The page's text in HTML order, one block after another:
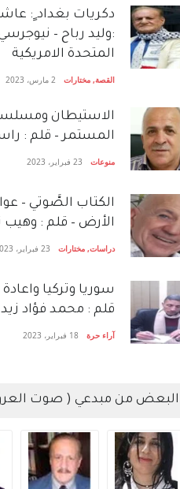
دكريات بغداد ٍ:
:وليد رباح –
المتحدة الامريكية
القصة, مختارات 2 مارس، 2023
الاستيطان
المستمر – قلم :
منوعات 23 فبراير، 2023
الكتاب الصَّوتي –
الأرض – قلم : وهيب
دراسات, مختارات 23 فبراير، 2023
سوريا وتركيا واعادة
قلم : محمد فؤاد زيد
آراء حرة 18 فبراير، 2023
البعض من مبدعي ( صوت